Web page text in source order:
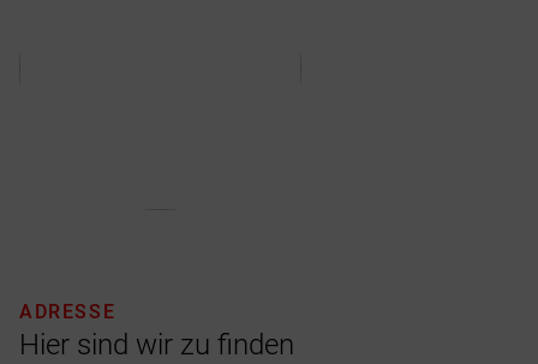
Hier sind wir zu finden
ADRESSE